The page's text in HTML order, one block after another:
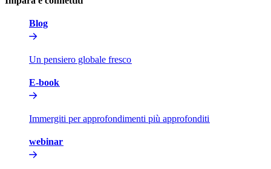
Blog​​
Un pensiero globale fresco​​
E-book​​
Immergiti per approfondimenti più approfonditi​​
webinar​​